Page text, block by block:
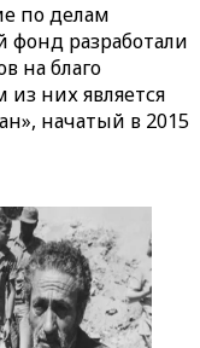
по делам
разработали
на благо
них является
начатый в 2015